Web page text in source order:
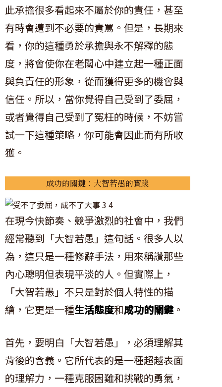
此承擔很多看起來不屬於你的責任，甚至
有時會遭到不必要的責罵。但是，長期來
看，你的這種勇於承擔與永不解釋的態
度，將會使你在老闆心中建立起一種正面
與負責任的形象，從而獲得更多的機會與
信任。所以，當你覺得自己受到了委屈，
或者覺得自己受到了冤枉的時候，不妨嘗
試一下這種策略，你可能會因此而有所收
獲。
成功的關鍵：大智若愚的實踐
在現今快節奏、競爭激烈的社會中，我們
經常聽到「大智若愚」這句話。很多人以
為，這只是一種修辭手法，用來稱讚那些
內心聰明但表現平淡的人。但實際上，
「大智若愚」不只是對於個人特性的描
繪，它更是一種生活態度和成功的關鍵。
首先，要明白「大智若愚」，必須理解其
背後的含義。它所代表的是一種超越表面
的理解力，一種克服困難和挑戰的勇氣，